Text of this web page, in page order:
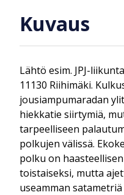
Kuvaus
Lähtö esim. JPJ-
11130 Riihimäki.
jousiampumaradan
hiekkatie siirtymiä,
tarpeelliseen
polkujen välissä.
polku on
toistaiseksi, mutta
useamman